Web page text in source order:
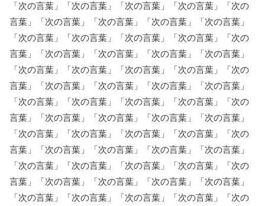
「次の言葉」「次の言葉」「次の言葉」「次の言葉」「次の
言葉」「次の言葉」「次の言葉」「次の言葉」「次の言葉」
「次の言葉」「次の言葉」「次の言葉」「次の言葉」「次の
言葉」「次の言葉」「次の言葉」「次の言葉」「次の言葉」
「次の言葉」「次の言葉」「次の言葉」「次の言葉」「次の
言葉」「次の言葉」「次の言葉」「次の言葉」「次の言葉」
「次の言葉」「次の言葉」「次の言葉」「次の言葉」「次の
言葉」「次の言葉」「次の言葉」「次の言葉」「次の言葉」
「次の言葉」「次の言葉」「次の言葉」「次の言葉」「次の
言葉」「次の言葉」「次の言葉」「次の言葉」「次の言葉」
「次の言葉」「次の言葉」「次の言葉」「次の言葉」「次の
言葉」「次の言葉」「次の言葉」「次の言葉」「次の言葉」
「次の言葉」「次の言葉」「次の言葉」「次の言葉」「次の